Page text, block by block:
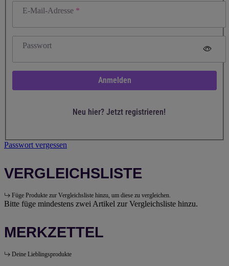
E-Mail-Adresse
Passwort
Anmelden
Neu hier? Jetzt registrieren!
Passwort vergessen
VERGLEICHSLISTE
Füge Produkte zur Vergleichsliste hinzu, um diese zu vergleichen.
Bitte füge mindestens zwei Artikel zur Vergleichsliste hinzu.
MERKZETTEL
Deine Lieblingsprodukte